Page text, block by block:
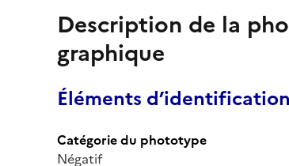
Description de la
graphique
Éléments d’identification
Catégorie du phototype
Négatif